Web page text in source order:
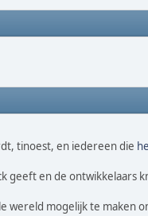
tinoest, en iedereen die
geeft en de ontwikkelaars
wereld mogelijk te maken